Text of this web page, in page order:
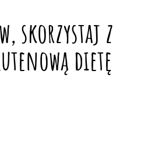
skorzystaj z
dietę